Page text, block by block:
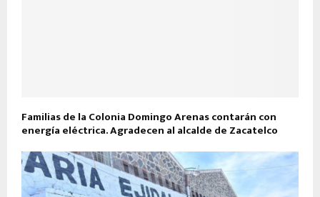
Familias de la Colonia Domingo Arenas contarán con
energía eléctrica. Agradecen al alcalde de Zacatelco